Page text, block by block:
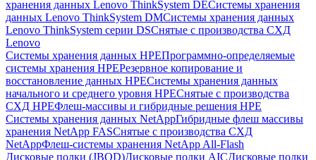
хранения данных Lenovo ThinkSystem DEСистемы хранения
данных Lenovo ThinkSystem DMСистемы хранения данных
Lenovo ThinkSystem серии DSСнятые с производства СХД
Lenovo
Системы хранения данных HPEПрограммно-определяемые
системы хранения HPEРезервное копирование и
восстановление данных HPEСистемы хранения данных
начального и среднего уровня HPEСнятые с производства
СХД HPEФлеш-массивы и гибридные решения HPE
Cистемы хранения данных NetAppГибридные флеш массивы
хранения NetApp FASСнятые с производства СХД
NetAppФлеш-системы хранения NetApp All-Flash
Дисковые полки (JBOD)Дисковые полки AICДисковые полки